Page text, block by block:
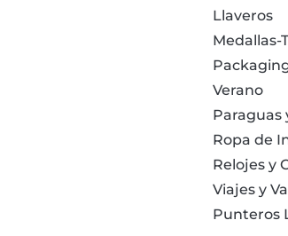
Llaveros
Medallas-
Verano
Paraguas
Ropa de
Relojes y
Viajes y
Punteros